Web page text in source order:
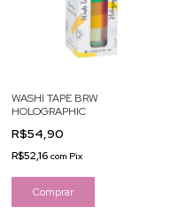
WASHI TAPE BRW
HOLOGRAPHIC
R$54,90
R$52,16 com Pix